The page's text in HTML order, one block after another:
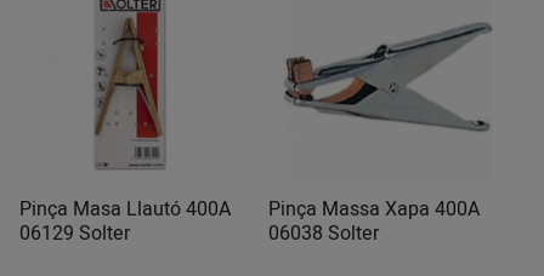
Pinça Masa Llautó 400A
06129 Solter
Pinça Massa Xapa 400A
06038 Solter